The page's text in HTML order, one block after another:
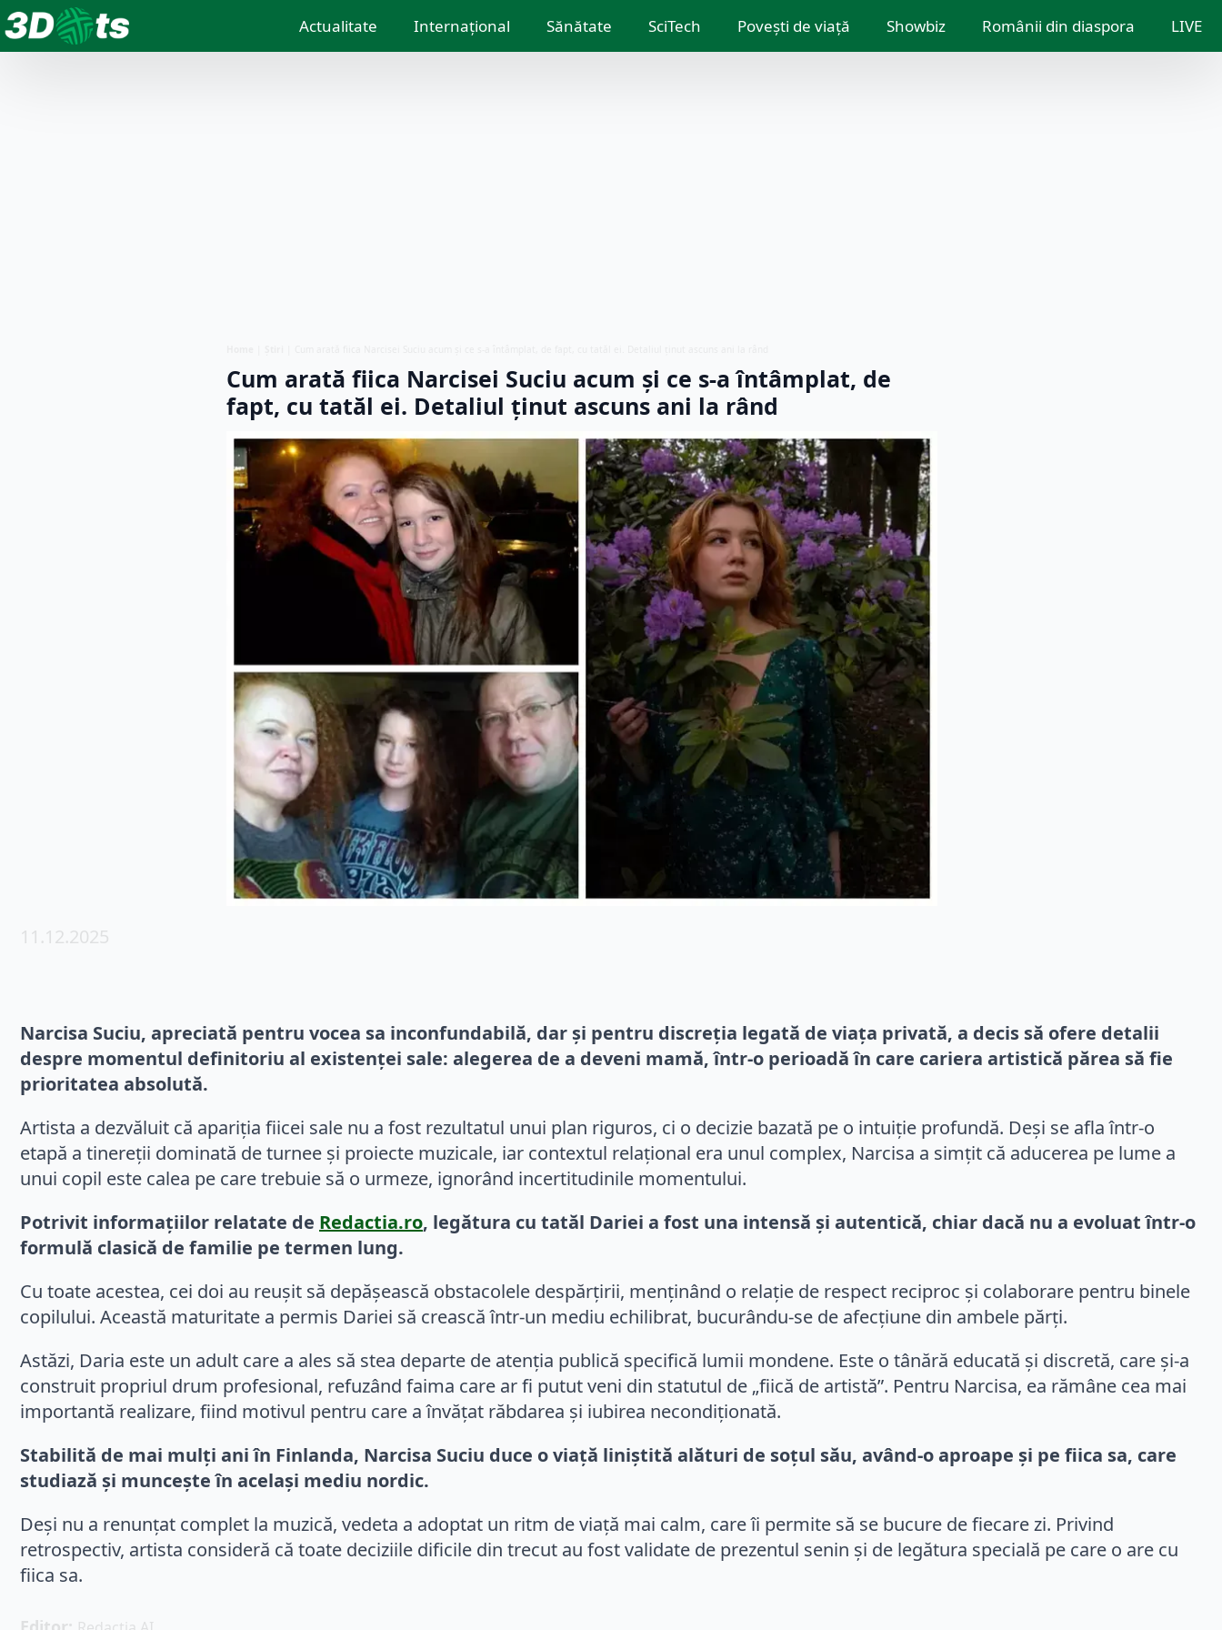
Actualitate Internațional Sănătate SciTech Povești de viață Showbiz Românii din diaspora LIVE
Cum arată fiica Narcisei Suciu acum și ce s-a întâmplat, de
fapt, cu tatăl ei. Detaliul ținut ascuns ani la rând
11.12.2025
Narcisa Suciu, apreciată pentru vocea sa inconfundabilă, dar și pentru discreția legată de viața privată, a decis să ofere detalii
despre momentul definitoriu al existenței sale: alegerea de a deveni mamă, într-o perioadă în care cariera artistică părea să fie
prioritatea absolută.
Artista a dezvăluit că apariția fiicei sale nu a fost rezultatul unui plan riguros, ci o decizie bazată pe o intuiție profundă. Deși se afla într-o
etapă a tinereții dominată de turnee și proiecte muzicale, iar contextul relațional era unul complex, Narcisa a simțit că aducerea pe lume a
unui copil este calea pe care trebuie să o urmeze, ignorând incertitudinile momentului.
Potrivit informațiilor relatate de Redactia.ro, legătura cu tatăl Dariei a fost una intensă și autentică, chiar dacă nu a evoluat într-o
formulă clasică de familie pe termen lung.
Cu toate acestea, cei doi au reușit să depășească obstacolele despărțirii, menținând o relație de respect reciproc și colaborare pentru binele
copilului. Această maturitate a permis Dariei să crească într-un mediu echilibrat, bucurându-se de afecțiune din ambele părți.
Astăzi, Daria este un adult care a ales să stea departe de atenția publică specifică lumii mondene. Este o tânără educată și discretă, care și-a
construit propriul drum profesional, refuzând faima care ar fi putut veni din statutul de „fiică de artistă”. Pentru Narcisa, ea rămâne cea mai
importantă realizare, fiind motivul pentru care a învățat răbdarea și iubirea necondiționată.
Stabilită de mai mulți ani în Finlanda, Narcisa Suciu duce o viață liniștită alături de soțul său, având-o aproape și pe fiica sa, care
studiază și muncește în același mediu nordic.
Deși nu a renunțat complet la muzică, vedeta a adoptat un ritm de viață mai calm, care îi permite să se bucure de fiecare zi. Privind
retrospectiv, artista consideră că toate deciziile dificile din trecut au fost validate de prezentul senin și de legătura specială pe care o are cu
fiica sa.